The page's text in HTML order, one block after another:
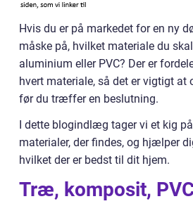
Hvis du er på markedet for en ny
måske på, hvilket materiale du
aluminium eller PVC? Der er
hvert materiale, så det er vigtigt at
før du træffer en beslutning.
I dette blogindlæg tager vi et kig
materialer, der findes, og hjælper
hvilket der er bedst til dit hjem.
Træ, komposit,